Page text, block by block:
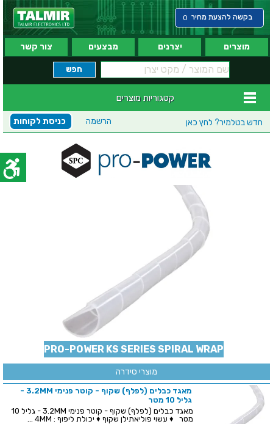
בקשה להצעת מחיר 0
מוצרים יצרנים מבצעים צור קשר
קטגוריות מוצרים
חדש בטלמיר? לחץ כאן כניסת לקוחות הרשמה
PRO-POWER KS SERIES SPIRAL WRAP
מוצרי סידרה
מאגד כבלים (לפלף) שקוף - קוטר פנימי 3.2MM -
גליל 10 מטר
מאגד כבלים (לפלף) שקוף - קוטר פנימי 3.2MM - גליל 10
מטר ♦ עשוי פוליאתילן שקוף ♦ יכולת ליפוף : 4MM ...